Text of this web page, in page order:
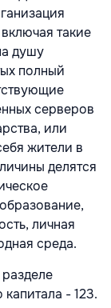
такие
душу
полный
серверов
или
жители в
делятся
личная
среда.
- 123.